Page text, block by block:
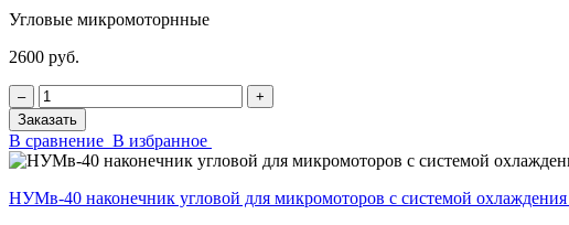
Угловые микромоторнные
2600 руб.
‒
+
Заказать
В сравнение В избранное
НУМв-40 наконечник угловой для микромоторов с системой